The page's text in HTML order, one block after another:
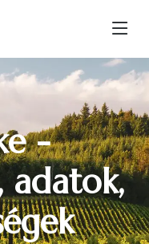
-
adatok,